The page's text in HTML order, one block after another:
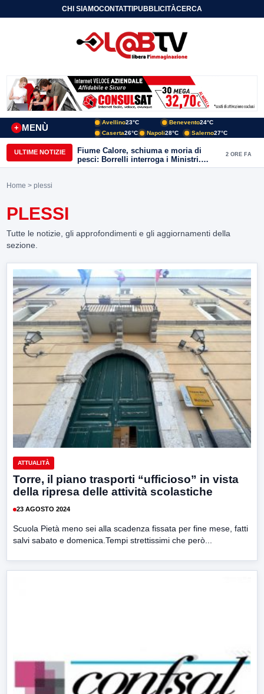
CHI SIAMOCONTATTIPUBBLICITÀCERCA
MENÙ
+
Avellino23°C Benevento24°C
Caserta26°C Napoli28°C Salerno27°C
ULTIME NOTIZIE
Fiume Calore, schiuma e moria di
pesci: Borrelli interroga i Ministri.
“Benevento paga l’assenza del
2 ORE FA
Home > plessi
PLESSI
Tutte le notizie, gli approfondimenti e gli aggiornamenti della
sezione.
ATTUALITÀ
Torre, il piano trasporti “ufficioso” in vista
della ripresa delle attività scolastiche
23 AGOSTO 2024
Scuola Pietà meno sei alla scadenza fissata per fine mese, fatti
salvi sabato e domenica.Tempi strettissimi che però...